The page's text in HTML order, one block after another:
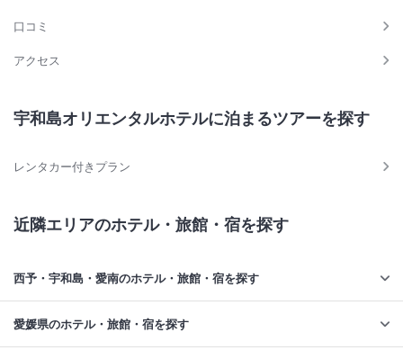
口コミ
アクセス
宇和島オリエンタルホテルに泊まるツアーを探す
レンタカー付きプラン
近隣エリアのホテル・旅館・宿を探す
西予・宇和島・愛南のホテル・旅館・宿を探す
愛媛県のホテル・旅館・宿を探す